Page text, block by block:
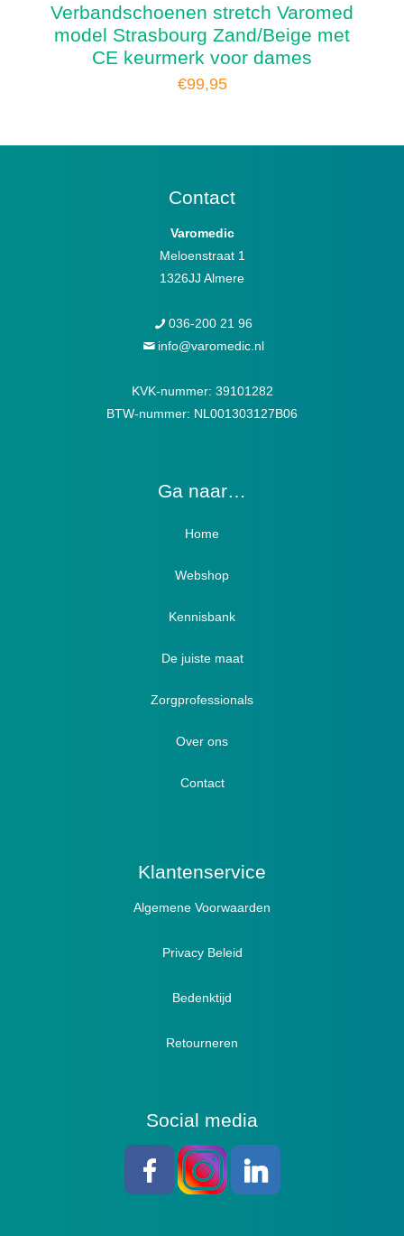
Verbandschoenen stretch Varomed
model Strasbourg Zand/Beige met
CE keurmerk voor dames
€99,95
Contact
Varomedic
Meloenstraat 1
1326JJ Almere
036-200 21 96
info@varomedic.nl
KVK-nummer: 39101282
BTW-nummer: NL001303127B06
Ga naar…
Home
Webshop
Verbandschoenen / Verbandsloffen
Luxe verbandschoenen / stretch (Hallux)
Diabetici
Winterboots
Lymph / Oedeem
Actief
Pantoffels
Sandalen
Kennisbank
Diabetici
Oedeem
Hallux Valgus
Hamertenen
De juiste maat
Zorgprofessionals
Over ons
Contact
Klantenservice
Algemene Voorwaarden
Privacy Beleid
Bedenktijd
Retourneren
Social media